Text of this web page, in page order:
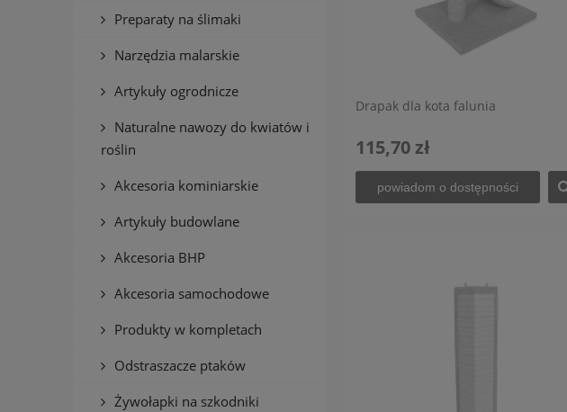
Preparaty na ślimaki
Narzędzia malarskie
Artykuły ogrodnicze
Naturalne nawozy do kwiatów i
roślin
Akcesoria kominiarskie
Artykuły budowlane
Akcesoria BHP
Akcesoria samochodowe
Produkty w kompletach
Odstraszacze ptaków
Żywołapki na szkodniki
Drapak dla kota falunia
115,70 zł
powiadom o dostępności